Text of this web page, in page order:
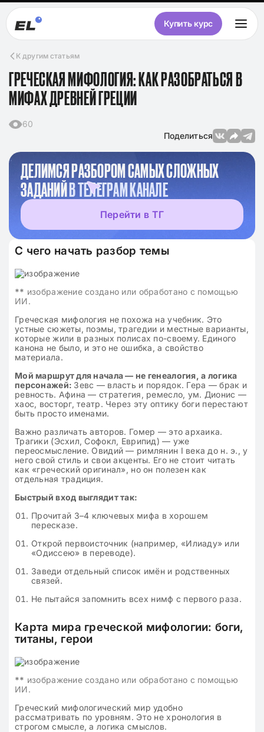
Купить курс
К другим статьям
ГРЕЧЕСКАЯ МИФОЛОГИЯ: КАК РАЗОБРАТЬСЯ В
МИФАХ ДРЕВНЕЙ ГРЕЦИИ
60
Поделиться
ДЕЛИМСЯ РАЗБОРОМ САМЫХ СЛОЖНЫХ
ЗАДАНИЙВ ТЕЛЕГРАМ КАНАЛЕ
Перейти в ТГ
С чего начать разбор темы
** изображение создано или обработано с помощью
ИИ.
Греческая мифология не похожа на учебник. Это
устные сюжеты, поэмы, трагедии и местные варианты,
которые жили в разных полисах по-своему. Единого
канона не было, и это не ошибка, а свойство
материала.
Мой маршрут для начала — не генеалогия, а логика
персонажей: Зевс — власть и порядок. Гера — брак и
ревность. Афина — стратегия, ремесло, ум. Дионис —
хаос, восторг, театр. Через эту оптику боги перестают
быть просто именами.
Важно различать авторов. Гомер — это архаика.
Трагики (Эсхил, Софокл, Еврипид) — уже
переосмысление. Овидий — римлянин I века до н. э., у
него свой стиль и свои акценты. Его не стоит читать
как «греческий оригинал», но он полезен как
отдельная традиция.
Быстрый вход выглядит так:
Прочитай 3–4 ключевых мифа в хорошем
пересказе.
Открой первоисточник (например, «Илиаду» или
«Одиссею» в переводе).
Заведи отдельный список имён и родственных
связей.
Не пытайся запомнить всех нимф с первого раза.
Карта мира греческой мифологии: боги,
титаны, герои
** изображение создано или обработано с помощью
ИИ.
Греческий мифологический мир удобно
рассматривать по уровням. Это не хронология в
строгом смысле, а логика смыслов.